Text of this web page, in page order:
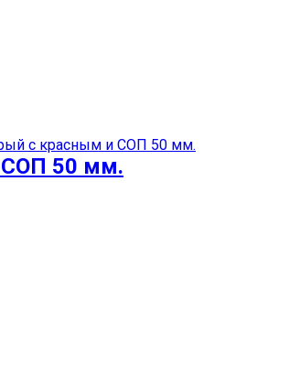
магазинах в Самаре.
с красным и СОП 50 мм.
СОП 50 мм.